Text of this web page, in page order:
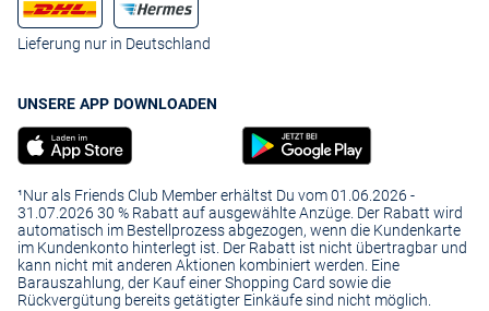
Lieferung nur in Deutschland
UNSERE APP DOWNLOADEN
¹Nur als Friends Club Member erhältst Du vom 01.06.2026 -
31.07.2026 30 % Rabatt auf ausgewählte Anzüge. Der Rabatt wird
automatisch im Bestellprozess abgezogen, wenn die Kundenkarte
im Kundenkonto hinterlegt ist. Der Rabatt ist nicht übertragbar und
kann nicht mit anderen Aktionen kombiniert werden. Eine
Barauszahlung, der Kauf einer Shopping Card sowie die
Rückvergütung bereits getätigter Einkäufe sind nicht möglich.